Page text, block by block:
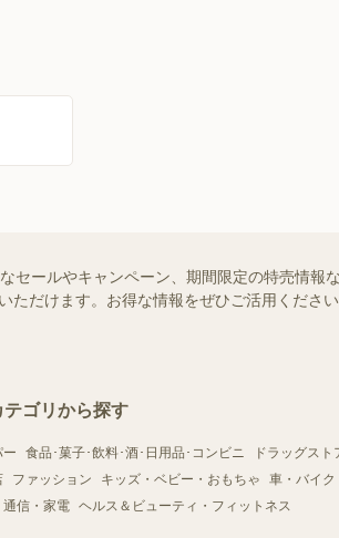
セールやキャンペーン、期間限定の特売情報
だけます。お得な情報をぜひご活用ください
テゴリから探す
ー 食品･菓子･飲料･酒･日用品･コンビニ ドラッグスト
ファッション キッズ・ベビー・おもちゃ 車・バイク
通信・家電 ヘルス＆ビューティ・フィットネス